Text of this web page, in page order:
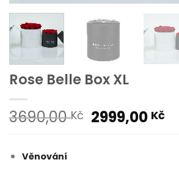
Rose Belle Box XL
3690,00Kč Původní
cena
2999,00 Kč
Věnování